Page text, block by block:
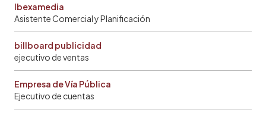
Ibexamedia
Asistente Comercial y Planificación
billboard publicidad
ejecutivo de ventas
Empresa de Vía Pública
Ejecutivo de cuentas